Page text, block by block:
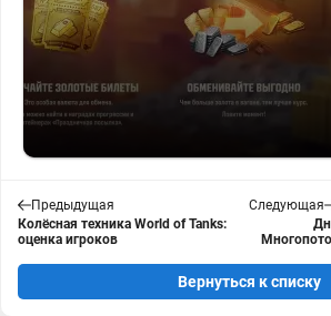
Предыдущая
Колёсная техника World of Tanks:
оценка игроков
Следующая
Вернуться к списку